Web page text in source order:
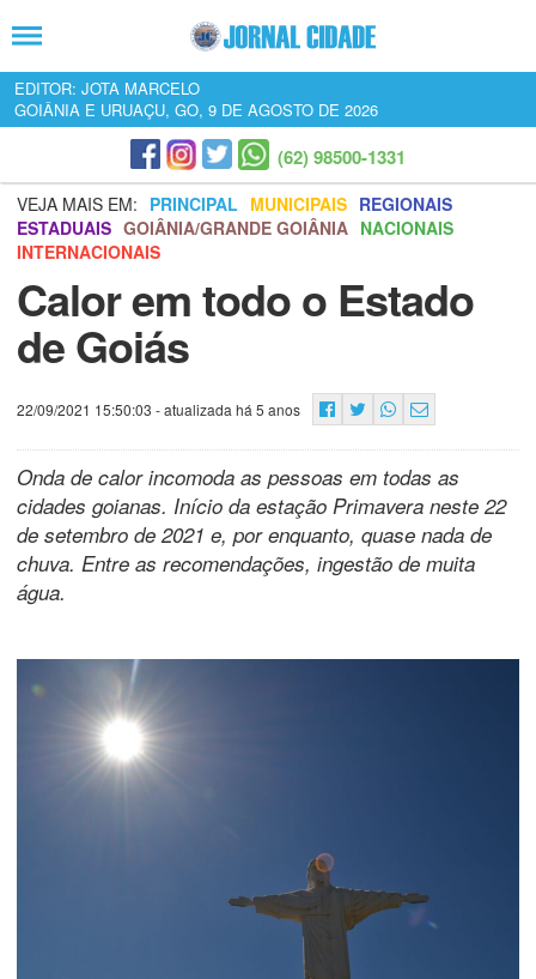
EDITOR: JOTA MARCELO
GOIÂNIA E URUAÇU, GO, 9 DE AGOSTO DE 2026
(62) 98500-1331
VEJA MAIS EM: PRINCIPAL MUNICIPAIS REGIONAIS
ESTADUAIS GOIÂNIA/GRANDE GOIÂNIA NACIONAIS
INTERNACIONAIS
Calor em todo o Estado
de Goiás
22/09/2021 15:50:03 - atualizada há 5 anos
Onda de calor incomoda as pessoas em todas as
cidades goianas. Início da estação Primavera neste 22
de setembro de 2021 e, por enquanto, quase nada de
chuva. Entre as recomendações, ingestão de muita
água.